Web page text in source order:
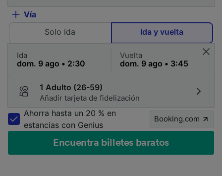
Vía
Solo ida
Ida y vuelta
Ida Vuelta
1 Adulto (26-59)
Añadir tarjeta de fidelización
Ahorra hasta un 20 % en
estancias con Genius
Booking.com
Encuentra billetes baratos